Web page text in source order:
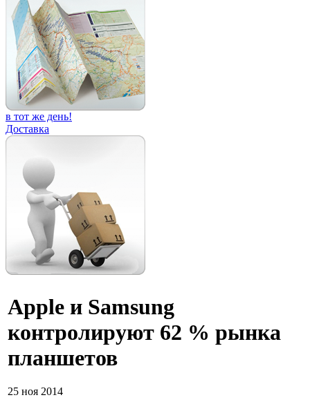
в тот же день!
Доставка
Apple и Samsung
контролируют 62 % рынка
планшетов
25 ноя 2014